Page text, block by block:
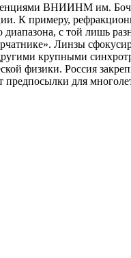
ВНИИНМ им.
К примеру,
с той лишь
Линзы
крупными
физики. Россия
для